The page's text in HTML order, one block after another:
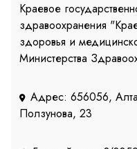
Краевое
здравоохранения
здоровья и
Министерства
Адрес: 656056,
Ползунова, 23